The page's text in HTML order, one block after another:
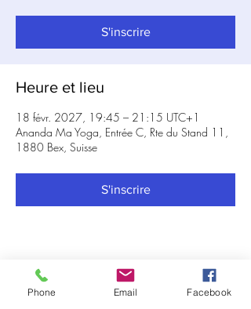
S'inscrire
Heure et lieu
18 févr. 2027, 19:45 – 21:15 UTC+1
Ananda Ma Yoga, Entrée C, Rte du Stand 11,
1880 Bex, Suisse
S'inscrire
Partager cet événement
Phone Email Facebook